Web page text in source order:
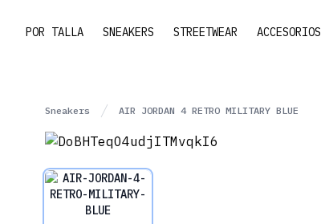
POR TALLA SNEAKERS STREETWEAR ACCESORIOS
Sneakers AIR JORDAN 4 RETRO MILITARY BLUE
DOBHTEQO4UDJITMVQKI6